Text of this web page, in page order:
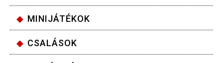
MINIJÁTÉKOK
CSALÁSOK